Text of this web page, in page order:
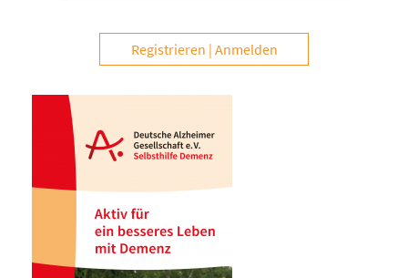
Registrieren Anmelden